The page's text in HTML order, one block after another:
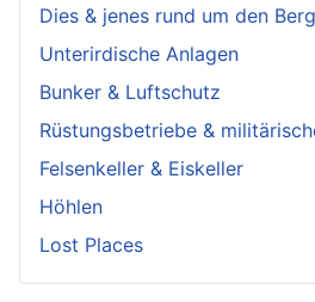
Dies & jenes rund um den
Unterirdische Anlagen
Bunker & Luftschutz
Rüstungsbetriebe &
Felsenkeller & Eiskeller
Höhlen
Lost Places